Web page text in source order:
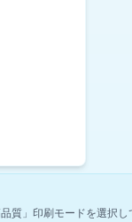
質」印刷モードを選択し